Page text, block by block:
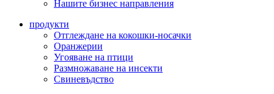
Нашите бизнес направления
продукти
Отглеждане на кокошки-носачки
Оранжерии
Угояване на птици
Размножаване на инсекти
Свиневъдство